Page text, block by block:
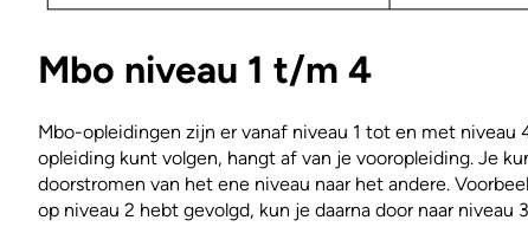
Mbo niveau 1 t/m 4
Mbo-opleidingen zijn er vanaf niveau 1 tot en met niveau
opleiding kunt volgen, hangt af van je vooropleiding. Je
doorstromen van het ene niveau naar het andere.
op niveau 2 hebt gevolgd, kun je daarna door naar niveau